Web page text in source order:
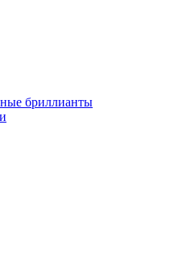
бриллианты